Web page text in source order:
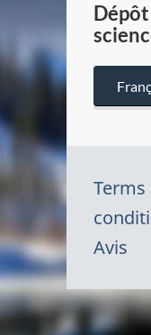
Terms
Avis